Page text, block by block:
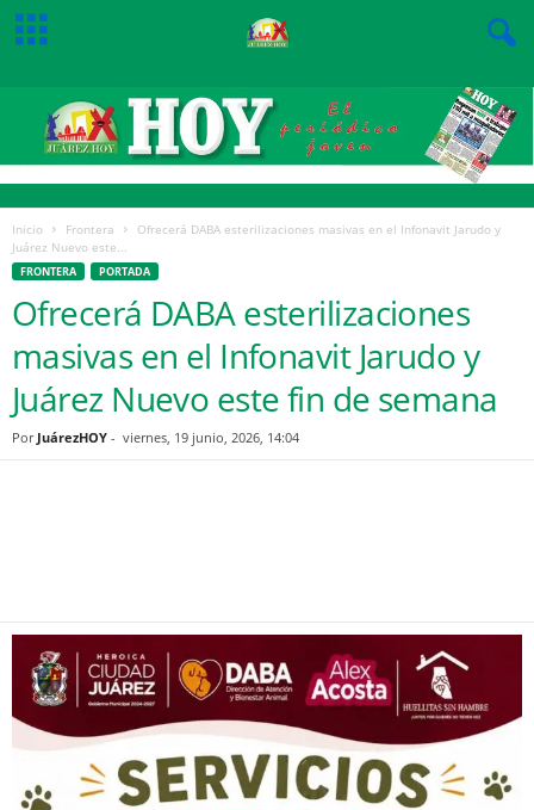
Inicio Frontera
Ofrecerá DABA esterilizaciones masivas en el Infonavit Jarudo y
Juárez Nuevo este...
FRONTERA PORTADA
Ofrecerá DABA esterilizaciones
masivas en el Infonavit Jarudo y
Juárez Nuevo este fin de semana
Por JuárezHOY - viernes, 19 junio, 2026, 14:04